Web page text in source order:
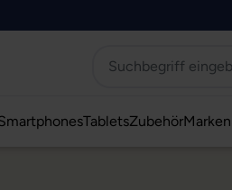
TabletsZubehörMarken